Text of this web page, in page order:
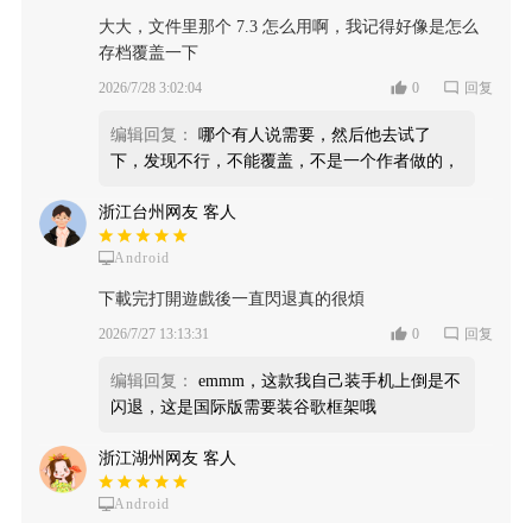
大大，文件里那个 7.3 怎么用啊，我记得好像是怎么
存档覆盖一下
2026/7/28 3:02:04 0 回复
编辑回复：
哪个有人说需要，然后他去试了
下，发现不行，不能覆盖，不是一个作者做的，
浙江台州网友 客人
Android
下載完打開遊戲後一直閃退真的很煩
2026/7/27 13:13:31 0 回复
编辑回复：
emmm，这款我自己装手机上倒是不
闪退，这是国际版需要装谷歌框架哦
浙江湖州网友 客人
Android